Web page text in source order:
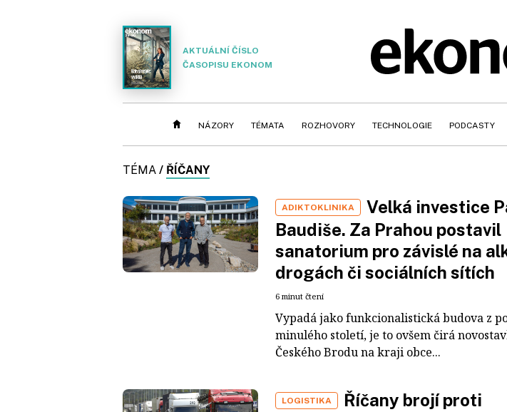
AKTUÁLNÍ ČÍSLO
ČASOPISU EKONOM
NÁZORY TÉMATA ROZHOVORY TECHNOLOGIE PODCASTY
TÉMA / ŘÍČANY
ADIKTOKLINIKA
Velká investice
Baudiše. Za Prahou postavil
sanatorium pro závislé na
drogách či sociálních sítích
6 minut čtení
Vypadá jako funkcionalistická budova z
minulého století, je to ovšem čirá
Českého Brodu na kraji obce...
LOGISTIKA
Říčany brojí proti